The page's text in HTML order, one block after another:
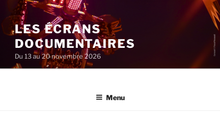
au
contenu
principal
LES ÉCRANS
DOCUMENTAIRES
Du 13 au 20 novembre 2026
Menu